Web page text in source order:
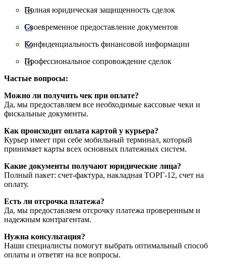
Полная юридическая защищенность сделок
Своевременное предоставление документов
Конфиденциальность финансовой информации
Профессиональное сопровождение сделок
Частые вопросы:
Можно ли получить чек при оплате?
Да, мы предоставляем все необходимые кассовые чеки и
фискальные документы.
Как происходит оплата картой у курьера?
Курьер имеет при себе мобильный терминал, который
принимает карты всех основных платежных систем.
Какие документы получают юридические лица?
Полный пакет: счет-фактура, накладная ТОРГ-12, счет на
оплату.
Есть ли отсрочка платежа?
Да, мы предоставляем отсрочку платежа проверенным и
надежным контрагентам.
Нужна консультация?
Наши специалисты помогут выбрать оптимальный способ
оплаты и ответят на все вопросы.